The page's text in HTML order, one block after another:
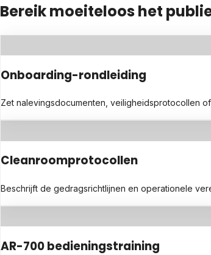
Bereik moeiteloos het
Onboarding-rondleiding
Zet nalevingsdocumenten, veiligheidsprotocollen
Cleanroomprotocollen
Beschrijft de gedragsrichtlijnen en operationele
AR-700 bedieningstraining